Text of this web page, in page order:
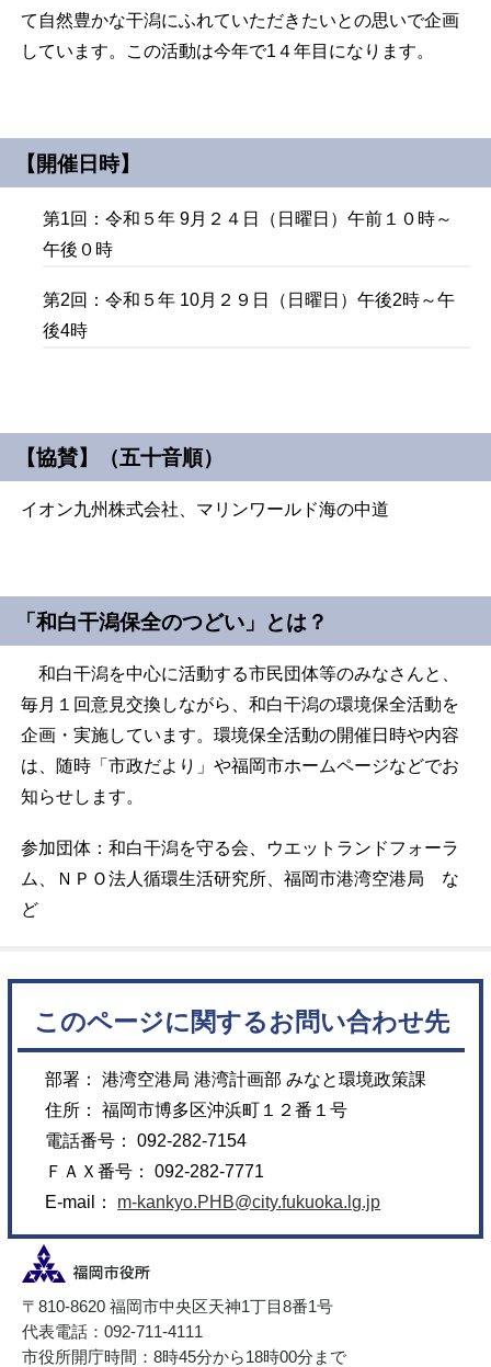
て自然豊かな干潟にふれていただきたいとの思いで企画
しています。この活動は今年で1４年目になります。
【開催日時】
第1回：令和５年 9月２４日（日曜日）午前１０時～
午後０時
第2回：令和５年 10月２９日（日曜日）午後2時～午
後4時
【協賛】（五十音順）
イオン九州株式会社、マリンワールド海の中道
「和白干潟保全のつどい」とは？
和白干潟を中心に活動する市民団体等のみなさんと、
毎月１回意見交換しながら、和白干潟の環境保全活動を
企画・実施しています。環境保全活動の開催日時や内容
は、随時「市政だより」や福岡市ホームページなどでお
知らせします。
参加団体：和白干潟を守る会、ウエットランドフォーラ
ム、ＮＰＯ法人循環生活研究所、福岡市港湾空港局 な
ど
このページに関するお問い合わせ先
部署： 港湾空港局 港湾計画部 みなと環境政策課
住所： 福岡市博多区沖浜町１２番１号
電話番号： 092-282-7154
ＦＡＸ番号： 092-282-7771
E-mail： m-kankyo.PHB@city.fukuoka.lg.jp
〒810-8620 福岡市中央区天神1丁目8番1号
代表電話：092-711-4111
市役所開庁時間：8時45分から18時00分まで